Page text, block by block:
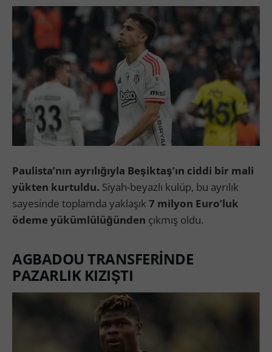
Paulista’nın ayrılığıyla Beşiktaş’ın ciddi bir mali
yükten kurtuldu. Siyah-beyazlı kulüp, bu ayrılık
sayesinde toplamda yaklaşık7 milyon Euro’luk
ödeme yükümlülüğünden çıkmış oldu.
AGBADOU TRANSFERİNDE
PAZARLIK KIZIŞTI